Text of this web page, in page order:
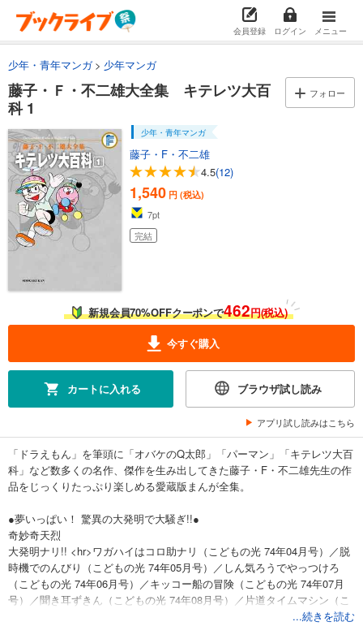
会員登録 ログイン メニュー
少年・青年マンガ 少年マンガ
藤子・Ｆ・不二雄大全集 キテレツ大百
科 1
フォロー
少年・青年マンガ
藤子・F・不二雄
4.5(12)
1,540 円 (税込)
7pt
完結
新規会員70%OFFクーポンで462円(税込)
今すぐ購入
カートに入れる ブラウザ試し読み
アプリ試し読みはこちら
「ドラえもん」を筆頭に「オバケのQ太郎」「パーマン」「キテレツ大百
科」など数多くの名作、傑作を生み出してきた藤子・F・不二雄先生の作
品をじっくりたっぷり楽しめる愛蔵版まんが全集。
●夢いっぱい！ 驚異の大発明で大騒ぎ!!●
奇妙奇天烈
大発明ナリ!! <hr>ワガハイはコロ助ナリ（こどもの光 74年04月号）／脱
時機でのんびり（こどもの光 74年05月号）／しん気ろうでやっつけろ
（こどもの光 74年06月号）／キッコー船の冒険（こどもの光 74年07月
号）／聞き耳ずきん（こどもの光 74年08月号）／片道タイムマシン（こ
どもの光 74年09月号）／モグラ・マンション（こどもの光 74年10月号）
...続きを読む